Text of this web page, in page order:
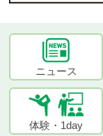
ニュース
体験・1day